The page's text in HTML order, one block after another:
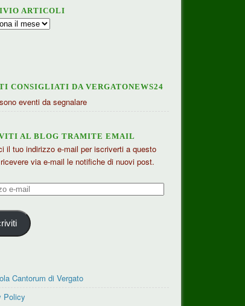
ARTICOLI
CONSIGLIATI DA VERGATONEWS24
eventi da segnalare
AL BLOG TRAMITE EMAIL
il tuo indirizzo e-mail per iscriverti a questo
via e-mail le notifiche di nuovi post.
Cantorum di Vergato
Policy